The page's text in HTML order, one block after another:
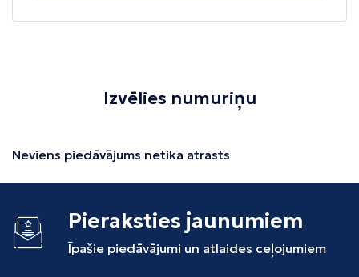
Izvēlies numuriņu
Neviens piedāvājums netika atrasts
Pieraksties jaunumiem
Īpašie piedāvājumi un atlaides ceļojumiem